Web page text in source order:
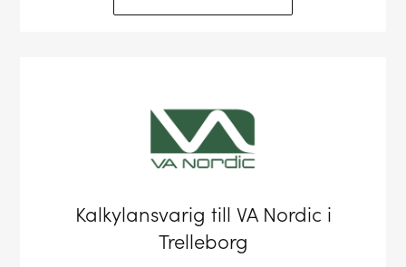
Kalkylansvarig till VA Nordic i
Trelleborg